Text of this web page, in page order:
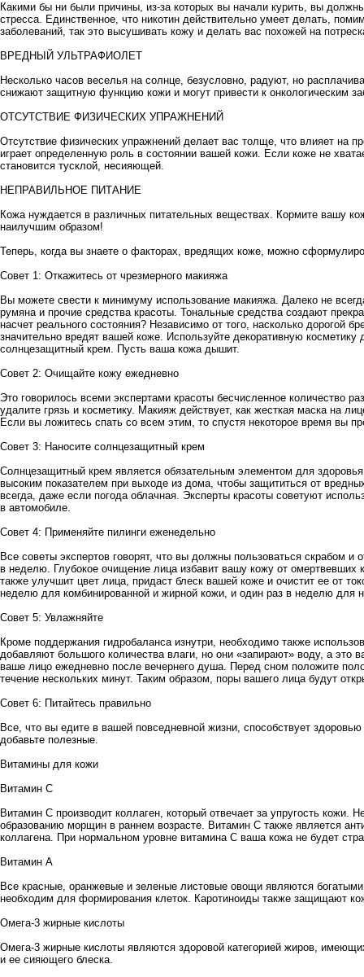
Какими бы ни были причины, из-за которых вы начали курить, вы
стресса. Единственное, что никотин действительно умеет делать,
заболеваний, так это высушивать кожу и делать вас похожей на
ВРЕДНЫЙ УЛЬТРАФИОЛЕТ
Несколько часов веселья на солнце, безусловно, радуют, но
снижают защитную функцию кожи и могут привести к онкологическим
ОТСУТСТВИЕ ФИЗИЧЕСКИХ УПРАЖНЕНИЙ
Отсутствие физических упражнений делает вас толще, что влияет на
играет определенную роль в состоянии вашей кожи. Если коже не
становится тусклой, несияющей.
НЕПРАВИЛЬНОЕ ПИТАНИЕ
Кожа нуждается в различных питательных веществах. Кормите вашу
наилучшим образом!
Теперь, когда вы знаете о факторах, вредящих коже, можно
Совет 1: Откажитесь от чрезмерного макияжа
Вы можете свести к минимуму использование макияжа. Далеко не
румяна и прочие средства красоты. Тональные средства создают
насчет реального состояния? Независимо от того, насколько дорогой
значительно вредят вашей коже. Используйте декоративную
солнцезащитный крем. Пусть ваша кожа дышит.
Совет 2: Очищайте кожу ежедневно
Это говорилось всеми экспертами красоты бесчисленное количество
удалите грязь и косметику. Макияж действует, как жесткая маска на
Если вы ложитесь спать со всем этим, то спустя некоторое время вы
Совет 3: Наносите солнцезащитный крем
Солнцезащитный крем является обязательным элементом для
высоким показателем при выходе из дома, чтобы защититься от
всегда, даже если погода облачная. Эксперты красоты советуют
в автомобиле.
Совет 4: Применяйте пилинги еженедельно
Все советы экспертов говорят, что вы должны пользоваться скрабом
в неделю. Глубокое очищение лица избавит вашу кожу от омертвевших
также улучшит цвет лица, придаст блеск вашей коже и очистит ее от
неделю для комбинированной и жирной кожи, и один раз в неделю для
Совет 5: Увлажняйте
Кроме поддержания гидробаланса изнутри, необходимо также
добавляют большого количества влаги, но они «запирают» воду, а это
ваше лицо ежедневно после вечернего душа. Перед сном положите
течение нескольких минут. Таким образом, поры вашего лица будут
Совет 6: Питайтесь правильно
Все, что вы едите в вашей повседневной жизни, способствует
добавьте полезные.
Витамины для кожи
Витамин C
Витамин С производит коллаген, который отвечает за упругость кожи.
образованию морщин в раннем возрасте. Витамин С также является
коллагена. При нормальном уровне витамина С ваша кожа не будет
Витамин А
Все красные, оранжевые и зеленые листовые овощи являются
необходим для формирования клеток. Каротиноиды также защищают
Омега-3 жирные кислоты
Омега-3 жирные кислоты являются здоровой категорией жиров,
и ее сияющего блеска.